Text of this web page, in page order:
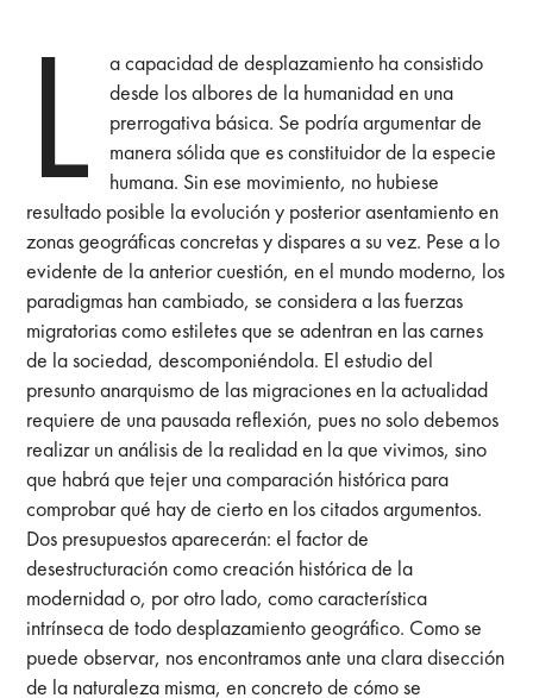
L
a capacidad de desplazamiento ha consistido
desde los albores de la humanidad en una
prerrogativa básica. Se podría argumentar de
manera sólida que es constituidor de la especie
humana. Sin ese movimiento, no hubiese
resultado posible la evolución y posterior asentamiento en
zonas geográficas concretas y dispares a su vez. Pese a lo
evidente de la anterior cuestión, en el mundo moderno, los
paradigmas han cambiado, se considera a las fuerzas
migratorias como estiletes que se adentran en las carnes
de la sociedad, descomponiéndola. El estudio del
presunto anarquismo de las migraciones en la actualidad
requiere de una pausada reflexión, pues no solo debemos
realizar un análisis de la realidad en la que vivimos, sino
que habrá que tejer una comparación histórica para
comprobar qué hay de cierto en los citados argumentos.
Dos presupuestos aparecerán: el factor de
desestructuración como creación histórica de la
modernidad o, por otro lado, como característica
intrínseca de todo desplazamiento geográfico. Como se
puede observar, nos encontramos ante una clara disección
de la naturaleza misma, en concreto de cómo se